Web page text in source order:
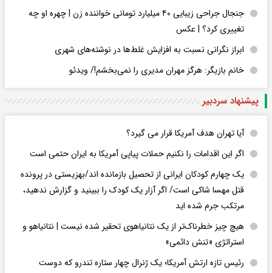
جنجال جراحی زیبایی ۴۰ میلیارد تومانی خواننده زن | چهره او چه
تغییری کرد؟ | عکس
ابراز نگرانی نسبت به افزایش غلط‌ها در نوشته‌های شهری
خانم بازیگر: هرگز مهران مدیری را نمی‌بخشم!/ ویدئو
پیشنهاد سردبیر
آیا تهران هدف آمریکا قرار می گیرد؟
اگر این اقدامات را نکنیم حملات پیاپی آمریکا به ایران حتمی است
یک چهارم کودکان ایرانی از تحصیل بازمانده اند/بهزیستی در پرونده
قتل مهسا شاکی است/ اگر آزار یک کودک را ببینید و گزارش ندهید،
مرتکب جرم شده اید
هیچ چیز خطرناک‌تر از یک نتانیاهوی تحقیر شده نیست | نتانیاهو و
استراتژی «تنش دائمی»
رئیس تازه ارتش آمریکا؛ یک ژنرال چهار ستاره تندرو که دوست